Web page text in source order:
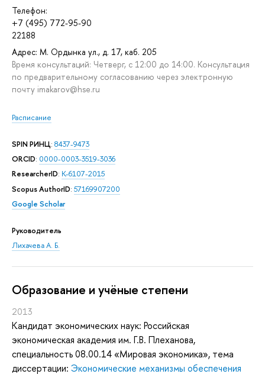
Телефон:
+7 (495) 772-95-90
22188
Адрес: М. Ордынка ул., д. 17, каб. 205
Время консультаций: Четверг, с 12:00 до 14:00. Консультация
по предварительному согласованию через электронную
почту imakarov@hse.ru
Расписание
SPIN РИНЦ: 8437-9473
ORCID: 0000-0003-3519-3036
ResearcherID: K-6107-2015
Scopus AuthorID: 57169907200
Google Scholar
Руководитель
Лихачева А. Б.
Oбразование и учёные степени
2013
Кандидат экономических наук: Российская
экономическая академия им. Г.В. Плеханова,
специальность 08.00.14 «Мировая экономика», тема
диссертации: Экономические механизмы обеспечения